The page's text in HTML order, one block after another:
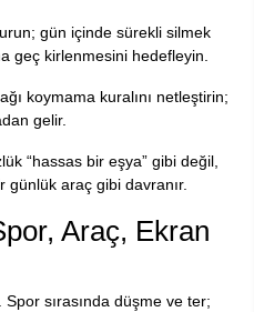
gün içinde sürekli silmek
geç kirlenmesini hedefleyin.
koymama kuralını netleştirin;
gelir.
“hassas bir eşya” gibi değil,
günlük araç gibi davranır.
Araç, Ekran
Spor sırasında düşme ve ter;